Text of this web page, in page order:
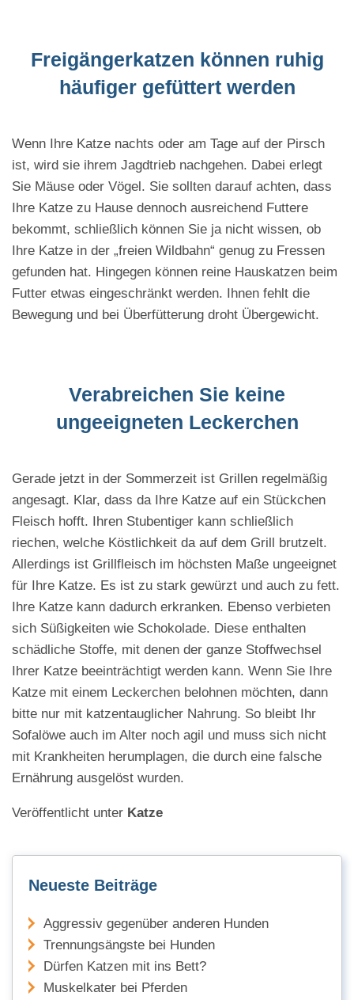
Freigängerkatzen können ruhig
häufiger gefüttert werden
Wenn Ihre Katze nachts oder am Tage auf der Pirsch
ist, wird sie ihrem Jagdtrieb nachgehen. Dabei erlegt
Sie Mäuse oder Vögel. Sie sollten darauf achten, dass
Ihre Katze zu Hause dennoch ausreichend Futtere
bekommt, schließlich können Sie ja nicht wissen, ob
Ihre Katze in der „freien Wildbahn“ genug zu Fressen
gefunden hat. Hingegen können reine Hauskatzen beim
Futter etwas eingeschränkt werden. Ihnen fehlt die
Bewegung und bei Überfütterung droht Übergewicht.
Verabreichen Sie keine
ungeeigneten Leckerchen
Gerade jetzt in der Sommerzeit ist Grillen regelmäßig
angesagt. Klar, dass da Ihre Katze auf ein Stückchen
Fleisch hofft. Ihren Stubentiger kann schließlich
riechen, welche Köstlichkeit da auf dem Grill brutzelt.
Allerdings ist Grillfleisch im höchsten Maße ungeeignet
für Ihre Katze. Es ist zu stark gewürzt und auch zu fett.
Ihre Katze kann dadurch erkranken. Ebenso verbieten
sich Süßigkeiten wie Schokolade. Diese enthalten
schädliche Stoffe, mit denen der ganze Stoffwechsel
Ihrer Katze beeinträchtigt werden kann. Wenn Sie Ihre
Katze mit einem Leckerchen belohnen möchten, dann
bitte nur mit katzentauglicher Nahrung. So bleibt Ihr
Sofalöwe auch im Alter noch agil und muss sich nicht
mit Krankheiten herumplagen, die durch eine falsche
Ernährung ausgelöst wurden.
Veröffentlicht unter Katze
Neueste Beiträge
Aggressiv gegenüber anderen Hunden
Trennungsängste bei Hunden
Dürfen Katzen mit ins Bett?
Muskelkater bei Pferden